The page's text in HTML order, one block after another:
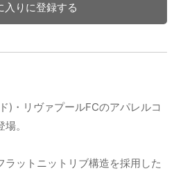
入りに登録する
)・リヴァプールFCのアパレルコ
。
ラットニットリブ構造を採用した